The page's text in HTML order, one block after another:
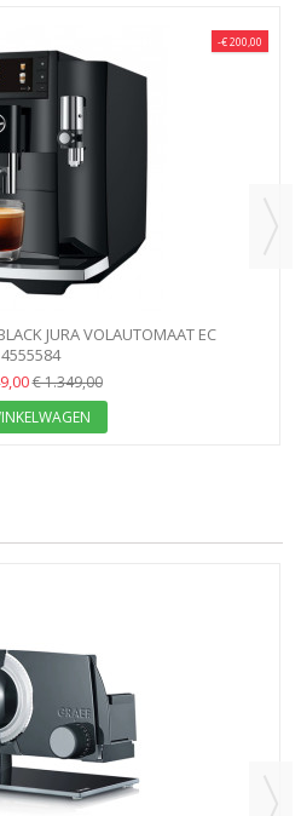
-€ 200,00
JURA VOLAUTOMAAT EC
4555584
€ 1.349,00